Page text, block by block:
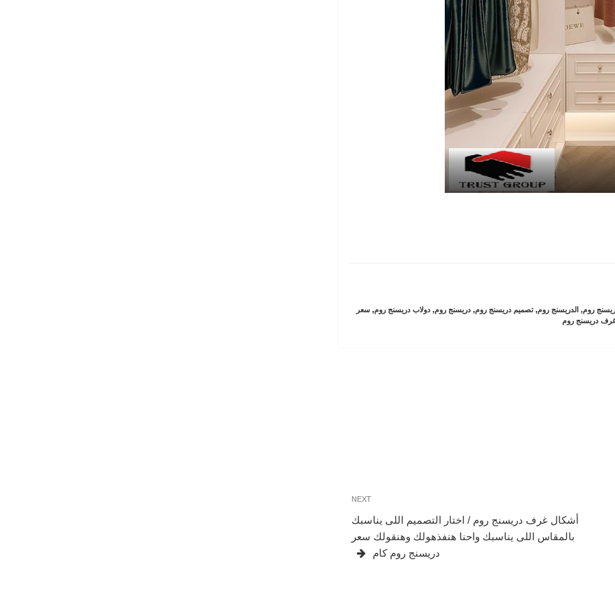
روم, الدريسنج روم,تصميم دريسنج روم,دريسنج روم,دولاب دريسنج روم,سعر
دريسنج روم
NEXT
أشكال غرف دريسنج روم / اختار التصميم اللى يناسبك
بالمقاس اللى يناسبك واحنا هنفذهولك وهنقولك سعر
دريسنج روم كام